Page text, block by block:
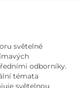
světelné
odborníky.
témata
světelnou